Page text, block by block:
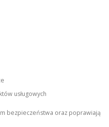
usługowych
bezpieczeństwa oraz poprawiają